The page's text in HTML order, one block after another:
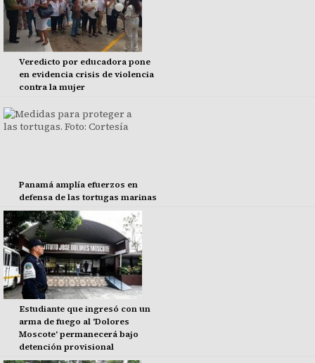
Veredicto por educadora pone
en evidencia crisis de violencia
contra la mujer
Panamá amplía efuerzos en
defensa de las tortugas marinas
Estudiante que ingresó con un
arma de fuego al 'Dolores
Moscote' permanecerá bajo
detención provisional